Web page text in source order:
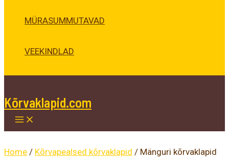
MÜRASUMMUTAVAD
VEEKINDLAD
Kõrvaklapid.com
Home / Kõrvapealsed kõrvaklapid / Mänguri kõrvaklapid